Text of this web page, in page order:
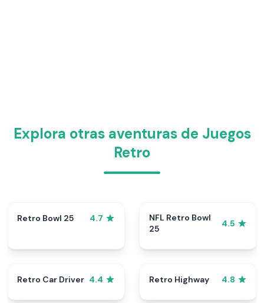
Explora otras aventuras de Juegos
Retro
Retro Bowl 25 4.7
NFL Retro Bowl
25
4.5
Retro Car Driver 4.4 Retro Highway 4.8